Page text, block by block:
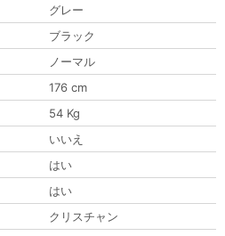
グレー
ブラック
ノーマル
176 cm
54 Kg
いいえ
はい
はい
クリスチャン